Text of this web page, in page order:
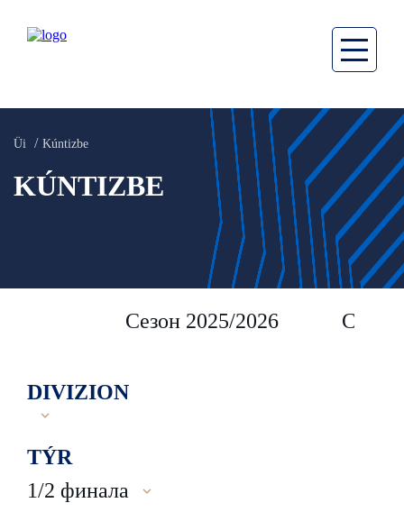
Üi Kúntizbe
KÚNTIZBE
Сезон 2025/2026 Сезон
DIVIZION
TÝR
1/2 финала